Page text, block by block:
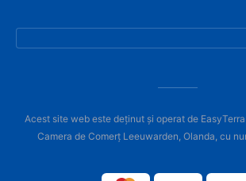
Acest site web este deținut și operat de
Camera de Comerț Leeuwarden, Olanda, cu